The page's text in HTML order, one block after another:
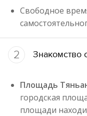
Свободное
2 Знакомство
Площадь
городская
площади